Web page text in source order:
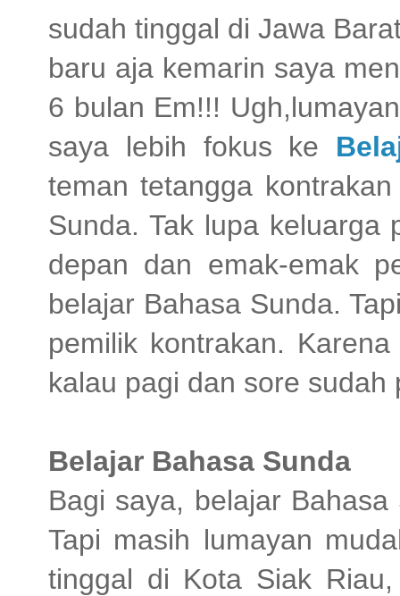
sudah tinggal di Jawa
baru aja kemarin saya
6 bulan Em!!!
saya lebih fokus ke
teman tetangga
Sunda. Tak lupa keluarga
depan dan emak-emak
belajar Bahasa Sunda.
pemilik kontrakan.
kalau pagi dan sore
Belajar Bahasa Sunda
Bagi saya, belajar
Tapi masih lumayan
tinggal di Kota Siak